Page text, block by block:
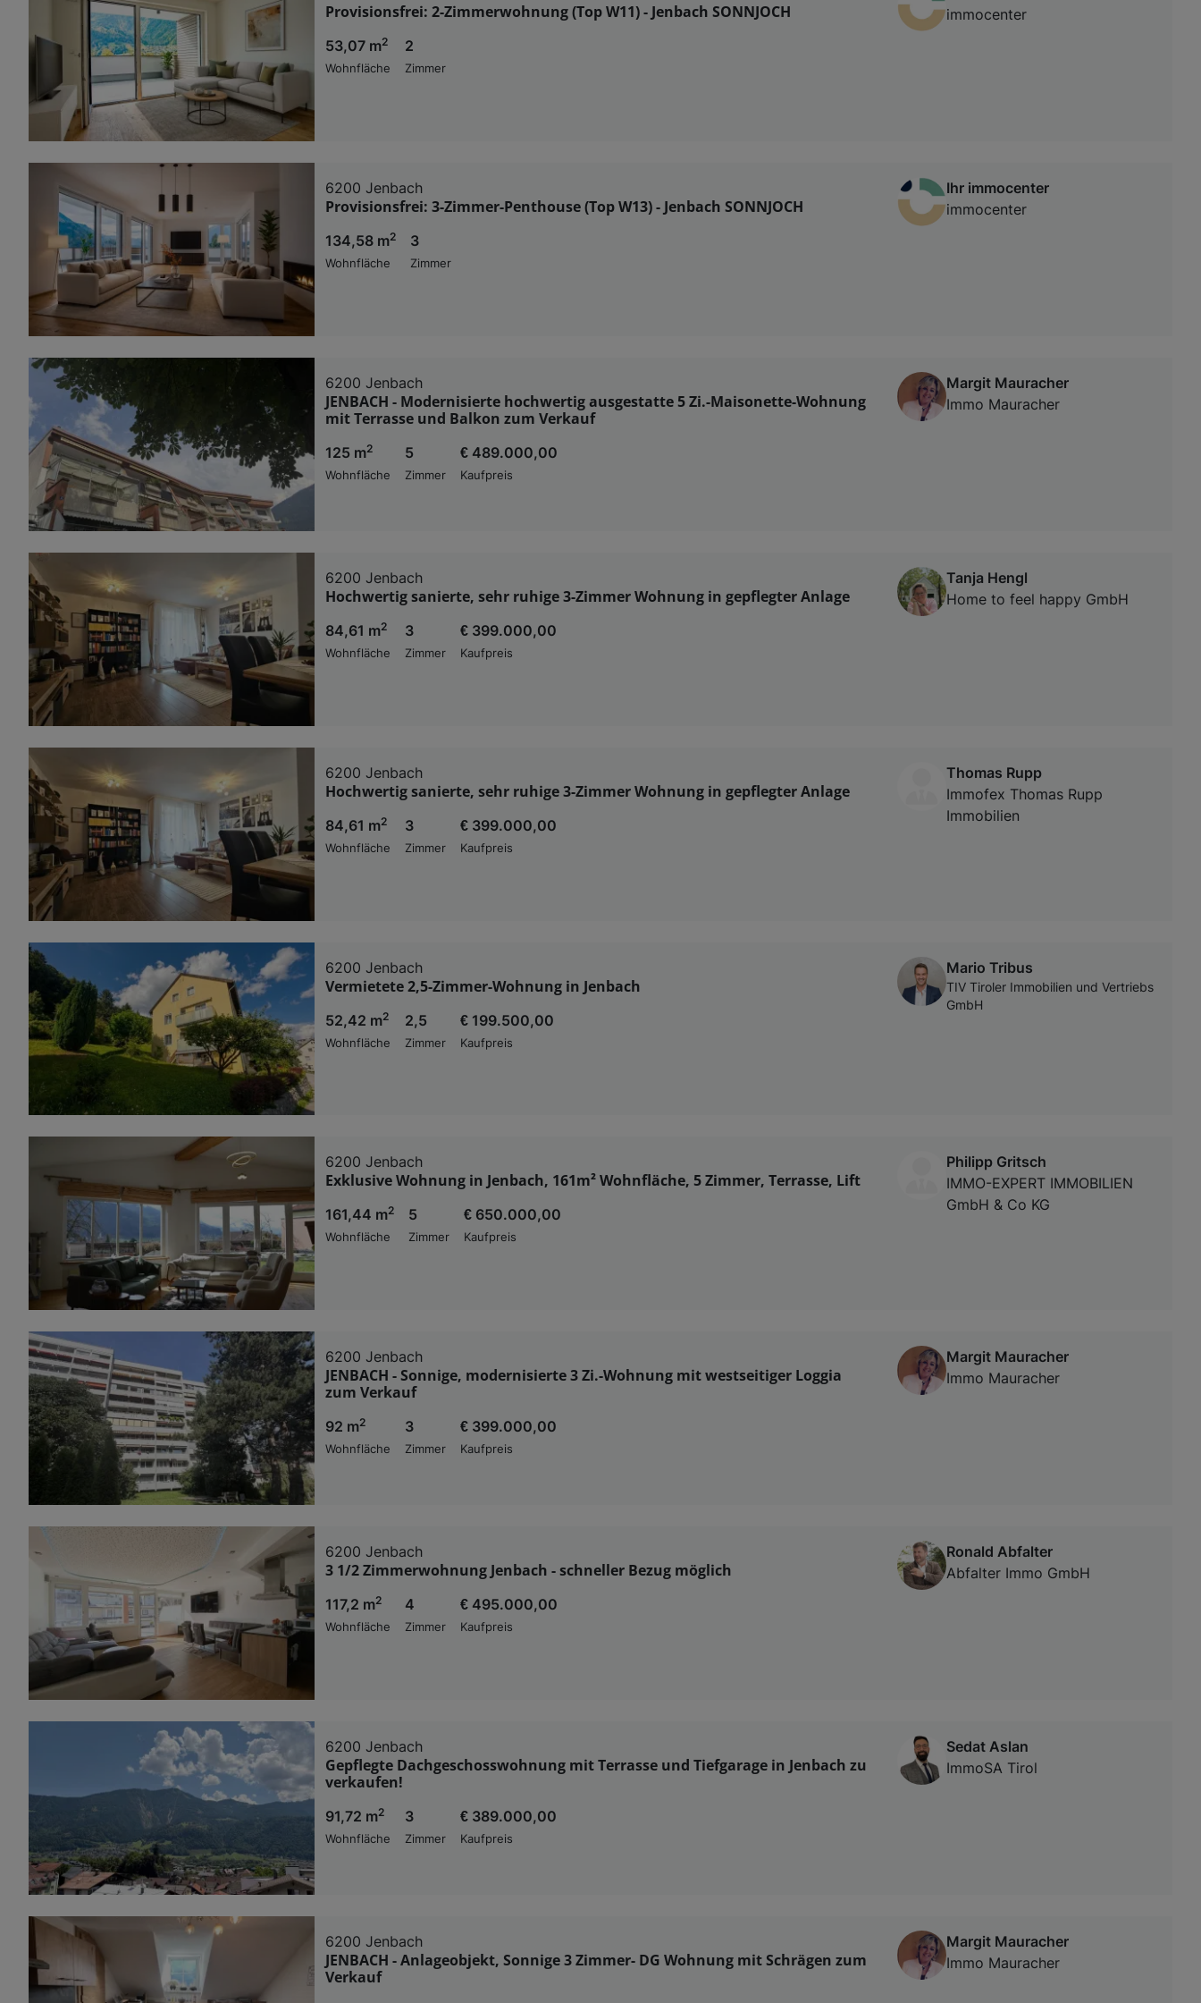
Provisionsfrei: 2-Zimmerwohnung (Top W11) - Jenbach SONNJOCH
53,07 m2
Wohnfläche
2
Zimmer
immocenter
6200 Jenbach
Provisionsfrei: 3-Zimmer-Penthouse (Top W13) - Jenbach SONNJOCH
134,58 m2
Wohnfläche
3
Zimmer
Ihr immocenter
immocenter
6200 Jenbach
JENBACH - Modernisierte hochwertig ausgestatte 5 Zi.-Maisonette-Wohnung
mit Terrasse und Balkon zum Verkauf
125 m2
Wohnfläche
5
Zimmer
€ 489.000,00
Kaufpreis
Margit Mauracher
Immo Mauracher
6200 Jenbach
Hochwertig sanierte, sehr ruhige 3-Zimmer Wohnung in gepflegter Anlage
84,61 m2
Wohnfläche
3
Zimmer
€ 399.000,00
Kaufpreis
Tanja Hengl
Home to feel happy GmbH
6200 Jenbach
Hochwertig sanierte, sehr ruhige 3-Zimmer Wohnung in gepflegter Anlage
84,61 m2
Wohnfläche
3
Zimmer
€ 399.000,00
Kaufpreis
Thomas Rupp
Immofex Thomas Rupp
Immobilien
6200 Jenbach
Vermietete 2,5-Zimmer-Wohnung in Jenbach
52,42 m2
Wohnfläche
2,5
Zimmer
€ 199.500,00
Kaufpreis
Mario Tribus
TIV Tiroler Immobilien und Vertriebs
GmbH
6200 Jenbach
Exklusive Wohnung in Jenbach, 161m² Wohnfläche, 5 Zimmer, Terrasse, Lift
161,44 m2
Wohnfläche
5
Zimmer
€ 650.000,00
Kaufpreis
Philipp Gritsch
IMMO-EXPERT IMMOBILIEN
GmbH & Co KG
6200 Jenbach
JENBACH - Sonnige, modernisierte 3 Zi.-Wohnung mit westseitiger Loggia
zum Verkauf
92 m2
Wohnfläche
3
Zimmer
€ 399.000,00
Kaufpreis
Margit Mauracher
Immo Mauracher
6200 Jenbach
3 1/2 Zimmerwohnung Jenbach - schneller Bezug möglich
117,2 m2
Wohnfläche
4
Zimmer
€ 495.000,00
Kaufpreis
Ronald Abfalter
Abfalter Immo GmbH
6200 Jenbach
Gepflegte Dachgeschosswohnung mit Terrasse und Tiefgarage in Jenbach zu
verkaufen!
91,72 m2
Wohnfläche
3
Zimmer
€ 389.000,00
Kaufpreis
Sedat Aslan
ImmoSA Tirol
6200 Jenbach
JENBACH - Anlageobjekt, Sonnige 3 Zimmer- DG Wohnung mit Schrägen zum
Verkauf
Margit Mauracher
Immo Mauracher